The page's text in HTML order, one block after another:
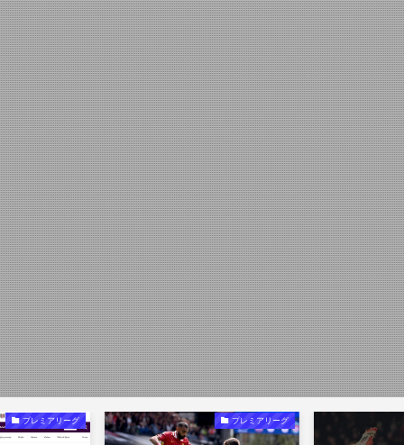
プレミアリーグ